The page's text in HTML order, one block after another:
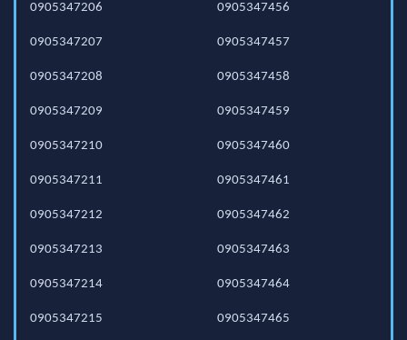
0905347206
0905347207
0905347208
0905347209
0905347210
0905347211
0905347212
0905347213
0905347214
0905347215
0905347456
0905347457
0905347458
0905347459
0905347460
0905347461
0905347462
0905347463
0905347464
0905347465